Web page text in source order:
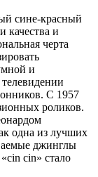
сине-красный
качества и
черта
и
С 1957
роликов.
одна из лучших
джинглы
cin» стало